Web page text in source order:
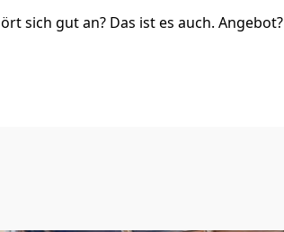
sich gut an? Das ist es auch. Angebot?